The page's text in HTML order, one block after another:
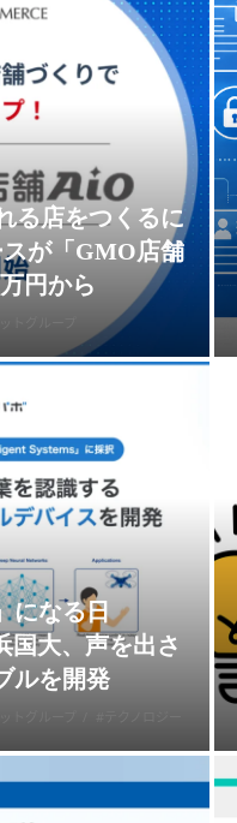
る店をつくるに
が「GMO店舗
円から
になる日
大、声を出さ
ルを開発